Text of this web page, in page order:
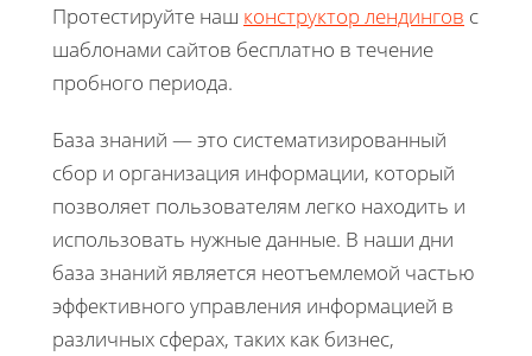
Протестируйте наш конструктор лендингов с
шаблонами сайтов бесплатно в течение
пробного периода.
База знаний — это систематизированный
сбор и организация информации, который
позволяет пользователям легко находить и
использовать нужные данные. В наши дни
база знаний является неотъемлемой частью
эффективного управления информацией в
различных сферах, таких как бизнес,